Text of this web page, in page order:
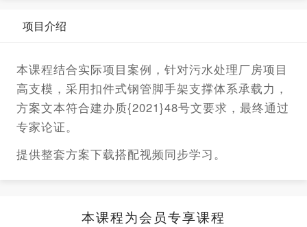
项目介绍
本课程结合实际项目案例，针对污水处理厂房项目
高支模，采用扣件式钢管脚手架支撑体系承载力，
方案文本符合建办质{2021}48号文要求，最终通过
专家论证。
提供整套方案下载搭配视频同步学习。
本课程为会员专享课程